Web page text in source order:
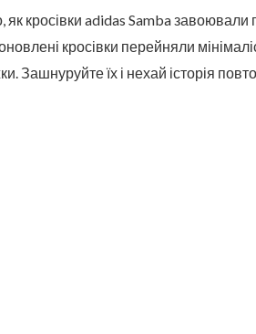
кросівки adidas Samba
кросівки перейняли
Зашнуруйте їх і нехай історія